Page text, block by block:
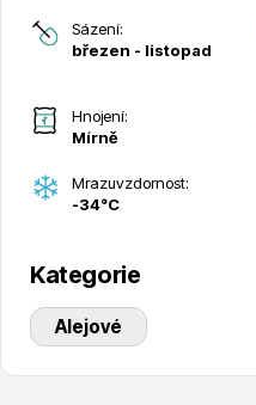
Živé ploty
Ovocné stromy
Sázení:
březen - listopad
Hnojení:
Mírně
Mrazuvzdornost:
-34°C
Kategorie
Alejové